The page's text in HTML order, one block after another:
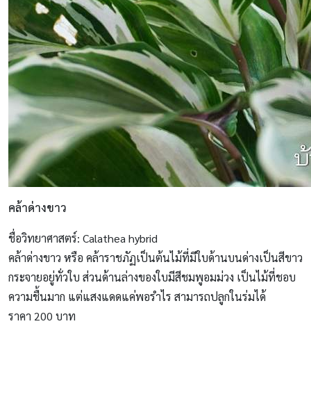
คล้าด่างขาว
ชื่อวิทยาศาสตร์: Calathea hybrid
คล้าด่างขาว หรือ คล้าราชภัฏเป็นต้นไม้ที่มีใบด้านบนด่างเป็นสีขาว
กระจายอยู่ทั่วใบ ส่วนด้านล่างของใบมีสีชมพูอมม่วง เป็นไม้ที่ชอบ
ความชื้นมาก แต่แสงแดดแค่พอรำไร สามารถปลูกในร่มได้
ราคา 200 บาท